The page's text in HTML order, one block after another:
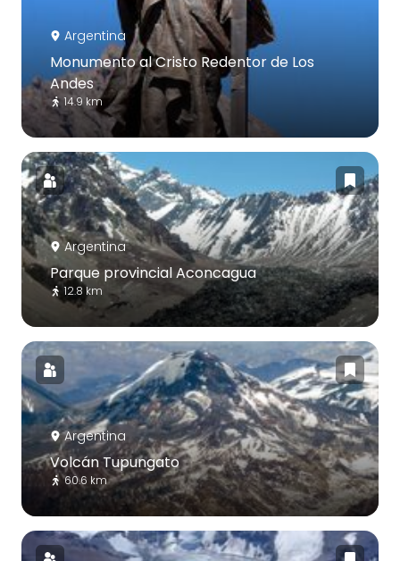
Argentina
Monumento al Cristo Redentor de Los
Andes
14.9 km
Argentina
Parque provincial Aconcagua
12.8 km
Argentina
Volcán Tupungato
60.6 km